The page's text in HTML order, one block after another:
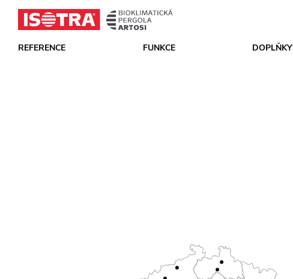
REFERENCE FUNKCE DOPLŇKY